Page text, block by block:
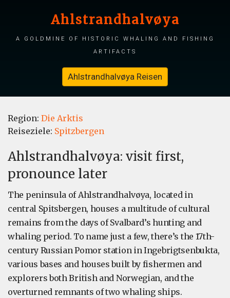
Ahlstrandhalvøya
A goldmine of historic whaling and fishing
artifacts
Ahlstrandhalvøya Reisen
Region: Die Arktis
Reiseziele: Spitzbergen
Ahlstrandhalvøya: visit first,
pronounce later
The peninsula of Ahlstrandhalvøya, located in
central Spitsbergen, houses a multitude of cultural
remains from the days of Svalbard’s hunting and
whaling period. To name just a few, there’s the 17th-
century Russian Pomor station in Ingebrigtsenbukta,
various bases and houses built by fishermen and
explorers both British and Norwegian, and the
overturned remnants of two whaling ships.